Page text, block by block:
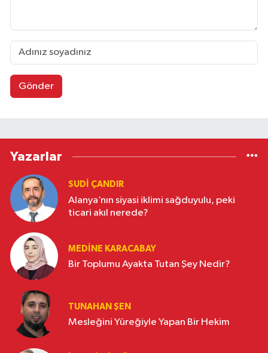
Gönder
Yazarlar
SUDI ÇANDIR
Alanya’nın siyasi iklimi sağduyulu, peki
ticari akıl nerede?
MEDINE KARACABAY
Bir Toplumu Ayakta Tutan Şey Nedir?
TUNAHAN ŞEN
Mesleğini Yüreğiyle Yapan Bir Hekim